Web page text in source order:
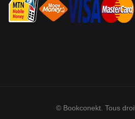
© Bookconekt. Tous